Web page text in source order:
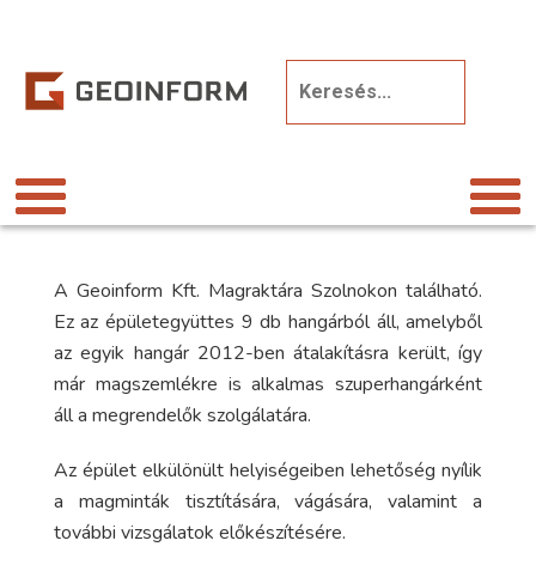
A Geoinform Kft. Magraktára Szolnokon található.
Ez az épületegyüttes 9 db hangárból áll, amelyből
az egyik hangár 2012-ben átalakításra került, így
már magszemlékre is alkalmas szuperhangárként
áll a megrendelők szolgálatára.
Az épület elkülönült helyiségeiben lehetőség nyílik
a magminták tisztítására, vágására, valamint a
további vizsgálatok előkészítésére.